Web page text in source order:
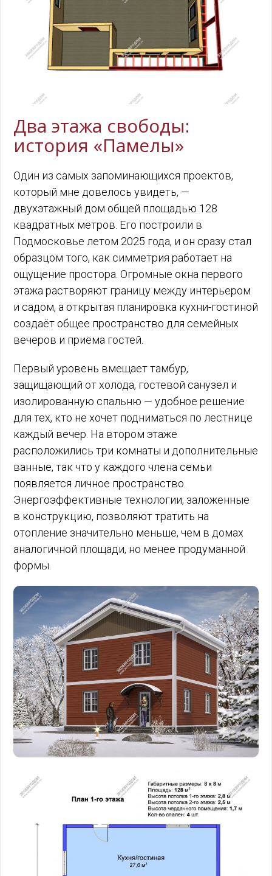
Два этажа свободы:
история «Памелы»
Один из самых запоминающихся проектов,
который мне довелось увидеть, —
двухэтажный дом общей площадью 128
квадратных метров. Его построили в
Подмосковье летом 2025 года, и он сразу стал
образцом того, как симметрия работает на
ощущение простора. Огромные окна первого
этажа растворяют границу между интерьером
и садом, а открытая планировка кухни-гостиной
создаёт общее пространство для семейных
вечеров и приёма гостей.
Первый уровень вмещает тамбур,
защищающий от холода, гостевой санузел и
изолированную спальню — удобное решение
для тех, кто не хочет подниматься по лестнице
каждый вечер. На втором этаже
расположились три комнаты и дополнительные
ванные, так что у каждого члена семьи
появляется личное пространство.
Энергоэффективные технологии, заложенные
в конструкцию, позволяют тратить на
отопление значительно меньше, чем в домах
аналогичной площади, но менее продуманной
формы.